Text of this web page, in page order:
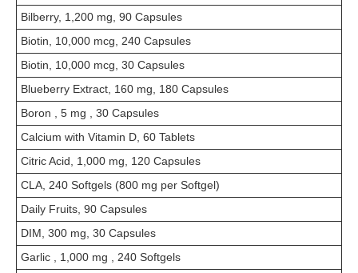
Bilberry, 1,200 mg, 90 Capsules
Biotin, 10,000 mcg, 240 Capsules
Biotin, 10,000 mcg, 30 Capsules
Blueberry Extract, 160 mg, 180 Capsules
Boron , 5 mg , 30 Capsules
Calcium with Vitamin D, 60 Tablets
Citric Acid, 1,000 mg, 120 Capsules
CLA, 240 Softgels (800 mg per Softgel)
Daily Fruits, 90 Capsules
DIM, 300 mg, 30 Capsules
Garlic , 1,000 mg , 240 Softgels